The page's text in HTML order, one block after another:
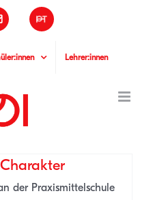
E-
Mail
Pädagogische
Hochschule
Lehrer:innen
der Praxismittelschule